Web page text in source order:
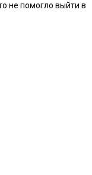
не помогло выйти в